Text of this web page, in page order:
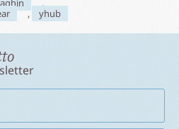
,
, yhub